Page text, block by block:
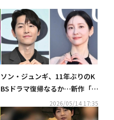
ソン・ジュンギ、11年ぶりのK
BSドラマ復帰なるか…新作「ラ
ブクラウド」2027年上半期に放
送へ
2026/05/14 17:35